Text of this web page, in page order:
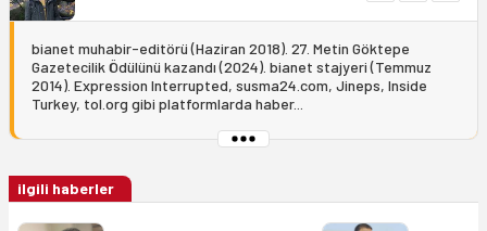
bianet muhabir-editörü (Haziran 2018). 27. Metin Göktepe
Gazetecilik Ödülünü kazandı (2024). bianet stajyeri (Temmuz
2014). Expression Interrupted, susma24.com, Jineps, Inside
Turkey, tol.org gibi platformlarda haber...
ilgili haberler